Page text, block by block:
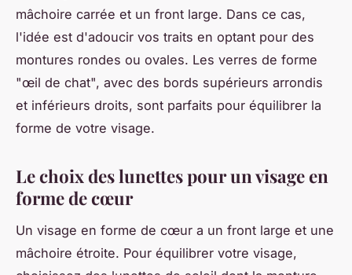
mâchoire carrée et un front large. Dans ce cas,
l'idée est d'adoucir vos traits en optant pour des
montures rondes ou ovales. Les verres de forme
"œil de chat", avec des bords supérieurs arrondis
et inférieurs droits, sont parfaits pour équilibrer la
forme de votre visage.
Le choix des lunettes pour un visage en
forme de cœur
Un visage en forme de cœur a un front large et une
mâchoire étroite. Pour équilibrer votre visage,